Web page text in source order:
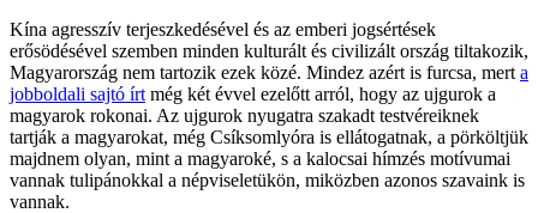
Kína agresszív terjeszkedésével és az emberi jogsértések
erősödésével szemben minden kulturált és civilizált ország tiltakozik,
Magyarország nem tartozik ezek közé. Mindez azért is furcsa, mert a
jobboldali sajtó írt még két évvel ezelőtt arról, hogy az ujgurok a
magyarok rokonai. Az ujgurok nyugatra szakadt testvéreiknek
tartják a magyarokat, még Csíksomlyóra is ellátogatnak, a pörköltjük
majdnem olyan, mint a magyaroké, s a kalocsai hímzés motívumai
vannak tulipánokkal a népviseletükön, miközben azonos szavaink is
vannak.